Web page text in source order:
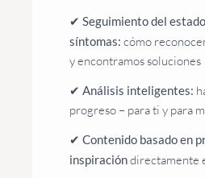
✔ Seguimiento del
síntomas: cómo
y encontramos soluciones
✔ Análisis inteligentes:
progreso – para ti y para
✔ Contenido basado en
inspiracióndirectamente